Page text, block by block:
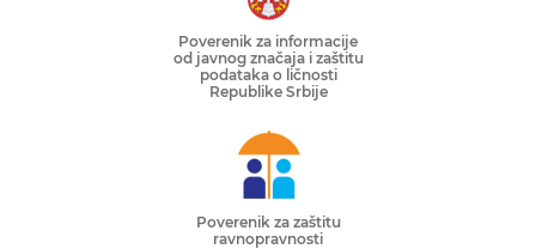
Poverenik za informacije
od javnog značaja i zaštitu
podataka o ličnosti
Republike Srbije
Poverenik za zaštitu
ravnopravnosti